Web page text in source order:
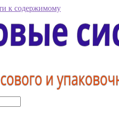
к содержимому